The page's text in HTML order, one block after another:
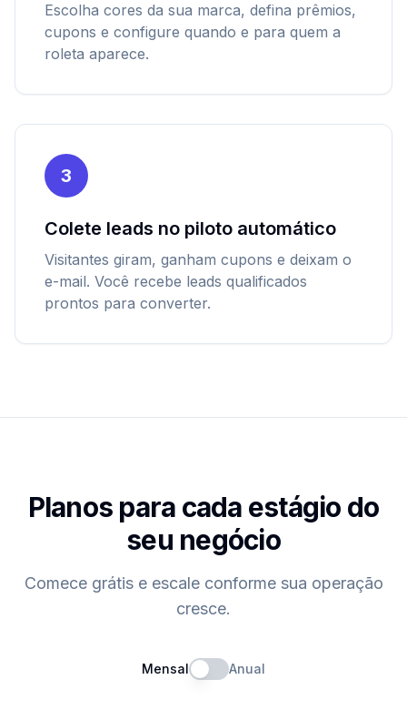
Escolha cores da sua marca, defina prêmios,
cupons e configure quando e para quem a
roleta aparece.
3
Colete leads no piloto automático
Visitantes giram, ganham cupons e deixam o
e-mail. Você recebe leads qualificados
prontos para converter.
Planos para cada estágio do
seu negócio
Comece grátis e escale conforme sua operação
cresce.
Mensal Anual